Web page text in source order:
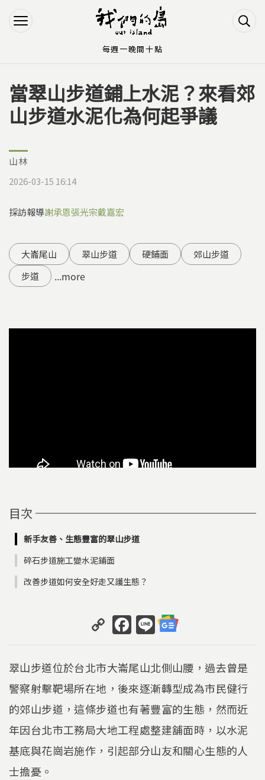
Jump to Navigation
Jump to Main content
您在這裡
當翠山步道鋪上水泥？來看郊
山步道水泥化為何起爭議
山林
2026-03-15 16:14
採訪報導謝承恩張光宗戴嘉宏
大崙尾山 翠山步道 硬鋪面
郊山步道
步道
...more
目次
新手友善、生態豐富的翠山步道
碎石步道施工變水泥鋪面
改善步道如何安全好走又護生態？
C
o
p
y
Li
n
k
F
a
c
e
b
o
o
k
Li
n
e
翠山步道位於台北市大崙尾山北側山腰，過去曾是
警察射擊靶場所在地，後來逐漸轉型成為市民健行
的郊山步道，這條步道也有著豐富的生態，然而近
年因台北市工務局大地工程處整建舖面時，以水泥
基底與花崗岩施作，引起部分山友和關心生態的人
士擔憂。
每週一晚間十點